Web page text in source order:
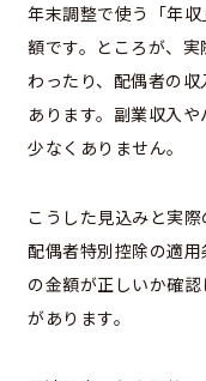
年末調整で使う「年
額です。ところが、
わったり、配偶者の
あります。副業収入
少なくありません。
こうした見込みと実
配偶者特別控除の適
の金額が正しいか確
があります。